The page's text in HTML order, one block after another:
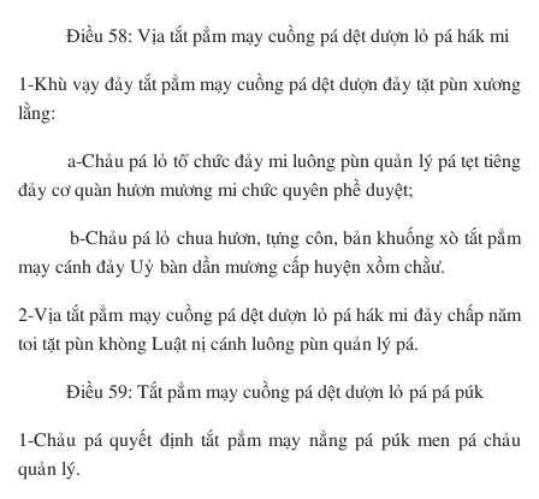
Điều 58: Vịa tắt pẳm mạy cuồng pá dệt dượn lỏ pá hák mi
1-Khù vạy đảy tắt pẳm mạy cuồng pá dệt dượn đảy tặt pùn xương
lằng:
a-Chảu pá lỏ tổ chức đảy mi luông pùn quản lý pá tẹt tiêng
đảy cơ quàn hươn mương mi chức quyên phề duyệt;
b-Chảu pá lỏ chua hươn, tựng côn, bản khuống xò tắt pẳm
mạy cánh đảy Uỷ bàn dần mương cấp huyện xồm chằư.
2-Vịa tắt pẳm mạy cuồng pá dệt dượn lỏ pá hák mi đảy chấp năm
toi tặt pùn khòng Luật nị cánh luông pùn quản lý pá.
Điều 59: Tắt pẳm mạy cuồng pá dệt dượn lỏ pá pá púk
1-Chảu pá quyết định tắt pẳm mạy nẳng pá púk men pá chảu
quản lý.